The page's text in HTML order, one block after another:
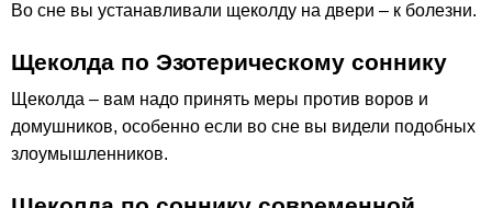
Во сне вы устанавливали щеколду на двери – к болезни.
Щеколда по Эзотерическому соннику
Щеколда – вам надо принять меры против воров и
домушников, особенно если во сне вы видели подобных
злоумышленников.